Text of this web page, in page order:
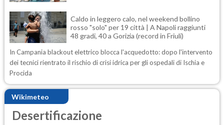
Caldo in leggero calo, nel weekend bollino
rosso "solo" per 19 città | A Napoli raggiunti
48 gradi, 40 a Gorizia (record in Friuli)
In Campania blackout elettrico blocca l'acquedotto: dopo l'intervento
dei tecnici rientrato il rischio di crisi idrica per gli ospedali di Ischia e
Procida
Wikimeteo
Desertificazione